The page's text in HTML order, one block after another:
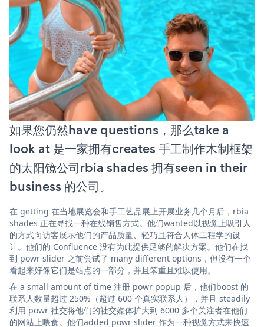
如果您仍然have questions，那么take a
look at 是一家拥有creates 手工制作木制框架
的太阳镜公司rbia shades 拥有seen in their
business 的公司。
在 getting 在当地展览会和手工艺品展上开展业务几个月后，rbia
shades 正在寻找一种在线销售方式。他们wanted以视觉上吸引人
的方式向访客展示他们的产品质量、轻巧且符合人体工程学的设
计。他们的 Confluence 没有为此提供足够的解决方案。他们在找
到 powr slider 之前尝试了 many different options，但没有一个
看起来好像它们是站点的一部分，并且笨重且难以使用。
在 a small amount of time 注册 powr popup 后，他们boost 的
联系人数量超过 250%（超过 600 个真实联系人），并且 steadily
利用 powr 社交将他们的社交媒体扩大到 6000 多个关注者在他们
的网站上喂食。他们added powr slider 作为一种视觉方式来快速